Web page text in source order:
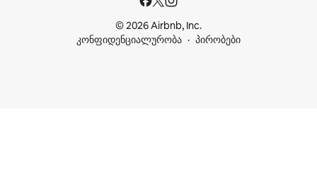
© 2026 Airbnb, Inc.
კონფიდენციალურობა
პირობები